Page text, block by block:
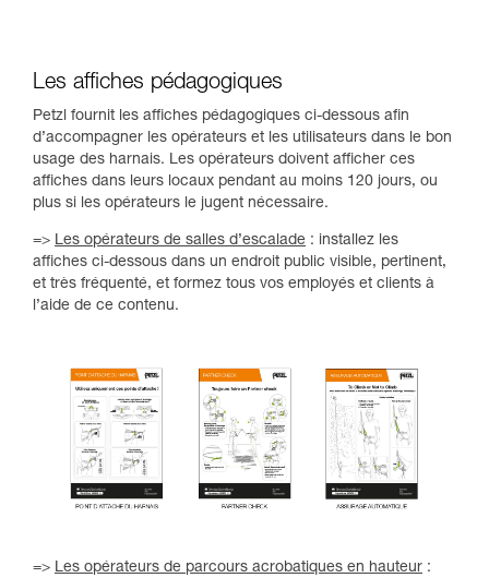
Les affiches pédagogiques
Petzl fournit les affiches pédagogiques ci-dessous afin
d’accompagner les opérateurs et les utilisateurs dans le bon
usage des harnais. Les opérateurs doivent afficher ces
affiches dans leurs locaux pendant au moins 120 jours, ou
plus si les opérateurs le jugent nécessaire.
=> Les opérateurs de salles d’escalade : installez les
affiches ci-dessous dans un endroit public visible, pertinent,
et très fréquenté, et formez tous vos employés et clients à
l’aide de ce contenu.
=> Les opérateurs de parcours acrobatiques en hauteur :